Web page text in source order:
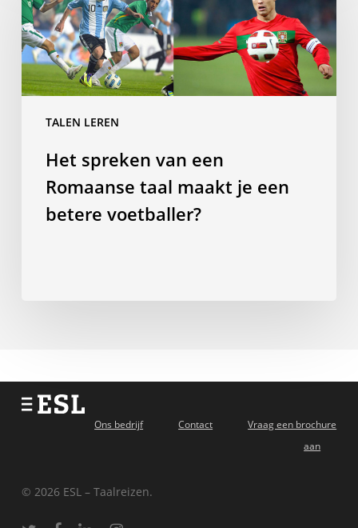
TALEN LEREN
van
een
Romaanse
taal
maakt
betereHet spreken van een
Romaanse taal maakt je een
betere voetballer?
Ons bedrijf Contact
Vraag een brochure
aan
© 2026 ESL – Taalreizen.